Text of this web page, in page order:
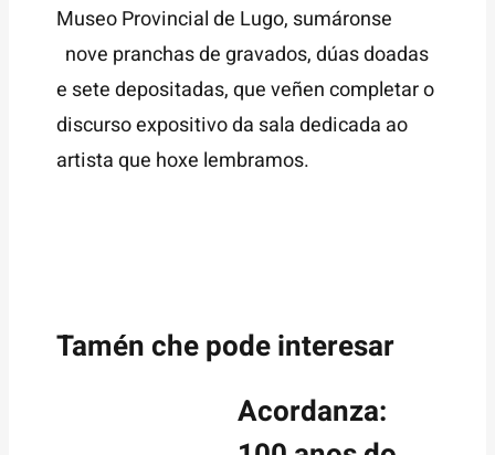
Museo Provincial de Lugo, sumáronse
nove pranchas de gravados, dúas doadas
e sete depositadas, que veñen completar o
discurso expositivo da sala dedicada ao
artista que hoxe lembramos.
Tamén che pode interesar
Acordanza: